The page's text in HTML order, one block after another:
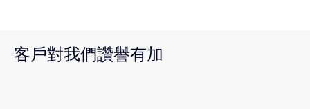
客戶對我們讚譽有加